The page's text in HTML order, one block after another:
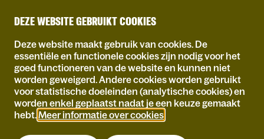
DEZE WEBSITE GEBRUIKT COOKIES
Deze website maakt gebruik van cookies. De
essentiële en functionele cookies zijn nodig voor het
goed functioneren van de website en kunnen niet
worden geweigerd. Andere cookies worden gebruikt
voor statistische doeleinden (analytische cookies) en
worden enkel geplaatst nadat je een keuze gemaakt
hebt. Meer informatie over cookies